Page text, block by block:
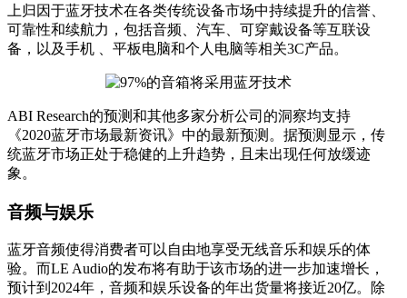
上归因于蓝牙技术在各类传统设备市场中持续提升的信誉、
可靠性和续航力，包括音频、汽车、可穿戴设备等互联设
备，以及手机 、平板电脑和个人电脑等相关3C产品。
ABI Research的预测和其他多家分析公司的洞察均支持
《2020蓝牙市场最新资讯》中的最新预测。据预测显示，传
统蓝牙市场正处于稳健的上升趋势，且未出现任何放缓迹
象。
音频与娱乐
蓝牙音频使得消费者可以自由地享受无线音乐和娱乐的体
验。而LE Audio的发布将有助于该市场的进一步加速增长，
预计到2024年，音频和娱乐设备的年出货量将接近20亿。除